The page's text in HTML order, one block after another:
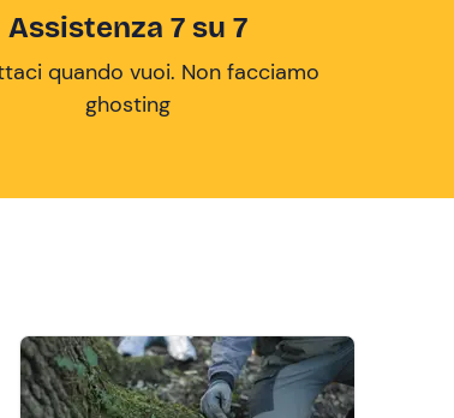
Assistenza 7 su 7
quando vuoi. Non facciamo
ghosting